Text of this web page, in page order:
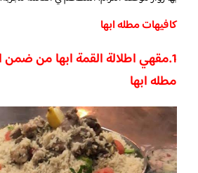
كافيهات مطله ابها
1.مقهي اطلالة القمة ابها من
مطله ابها